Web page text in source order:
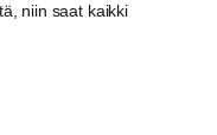
niin saat kaikki